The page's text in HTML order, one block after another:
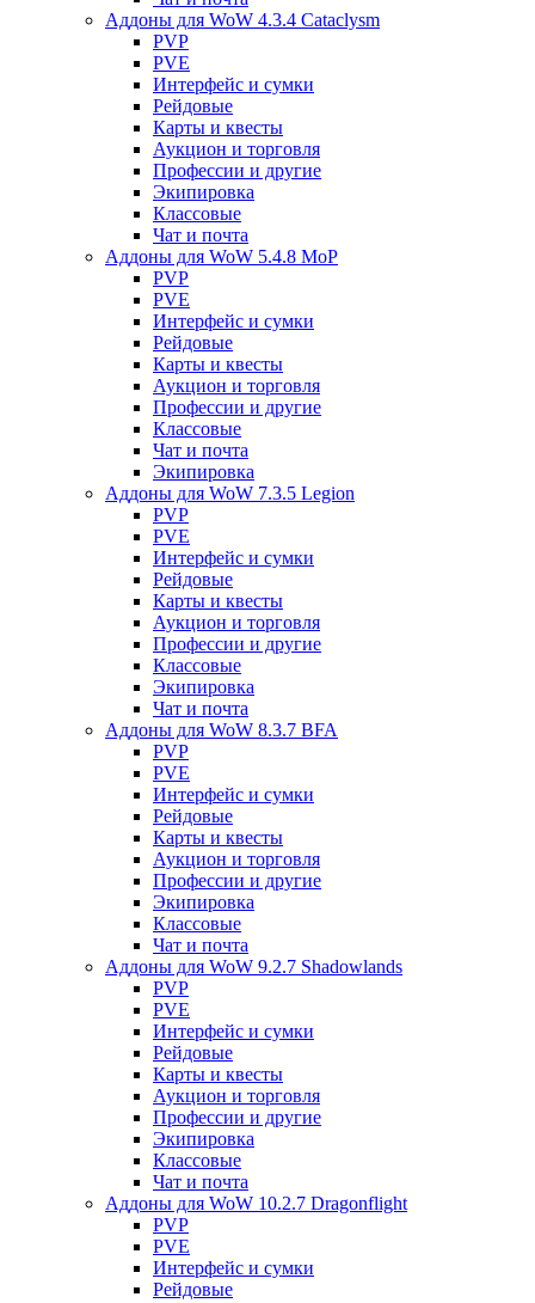
Аддоны для WoW 4.3.4 Cataclysm
PVP
PVE
Интерфейс и сумки
Рейдовые
Карты и квесты
Аукцион и торговля
Профессии и другие
Экипировка
Классовые
Чат и почта
Аддоны для WoW 5.4.8 MoP
PVP
PVE
Интерфейс и сумки
Рейдовые
Карты и квесты
Аукцион и торговля
Профессии и другие
Классовые
Чат и почта
Экипировка
Аддоны для WoW 7.3.5 Legion
PVP
PVE
Интерфейс и сумки
Рейдовые
Карты и квесты
Аукцион и торговля
Профессии и другие
Классовые
Экипировка
Чат и почта
Аддоны для WoW 8.3.7 BFA
PVP
PVE
Интерфейс и сумки
Рейдовые
Карты и квесты
Аукцион и торговля
Профессии и другие
Экипировка
Классовые
Чат и почта
Аддоны для WoW 9.2.7 Shadowlands
PVP
PVE
Интерфейс и сумки
Рейдовые
Карты и квесты
Аукцион и торговля
Профессии и другие
Экипировка
Классовые
Чат и почта
Аддоны для WoW 10.2.7 Dragonflight
PVP
PVE
Интерфейс и сумки
Рейдовые